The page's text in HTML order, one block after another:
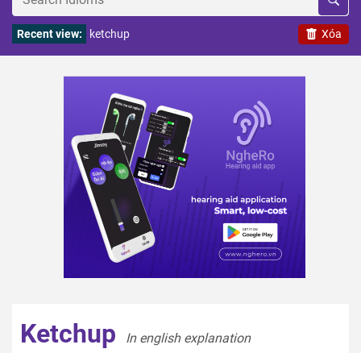
Xóa
Recent view: ketchup
Ketchup
In english explanation